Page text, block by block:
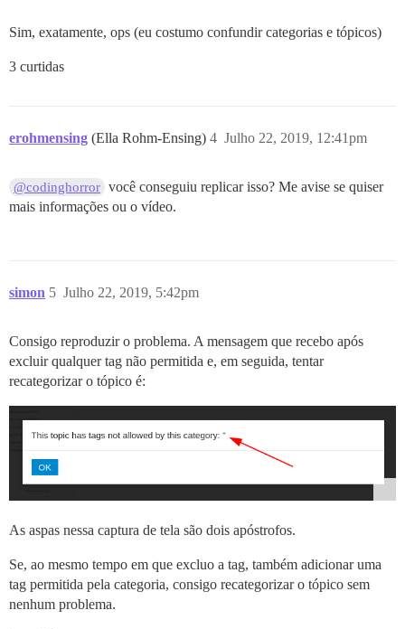
Sim, exatamente, ops (eu costumo confundir categorias e tópicos)
3 curtidas
erohmensing (Ella Rohm-Ensing) Julho 22, 2019, 12:41pm
4
@codinghorror você conseguiu replicar isso? Me avise se quiser
mais informações ou o vídeo.
simon Julho 22, 2019, 5:42pm
5
Consigo reproduzir o problema. A mensagem que recebo após
excluir qualquer tag não permitida e, em seguida, tentar
recategorizar o tópico é:
As aspas nessa captura de tela são dois apóstrofos.
Se, ao mesmo tempo em que excluo a tag, também adicionar uma
tag permitida pela categoria, consigo recategorizar o tópico sem
nenhum problema.